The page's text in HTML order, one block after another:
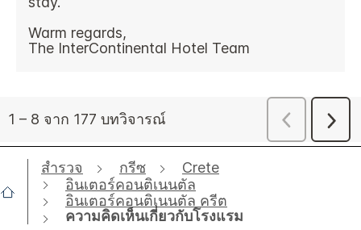
สำรวจ กรีซ
Crete
อินเตอร์คอนติเนนตัล
อินเตอร์คอนติเนนตัล ครีต
ความคิดเห็นเกี่ยวกับโรงแรม